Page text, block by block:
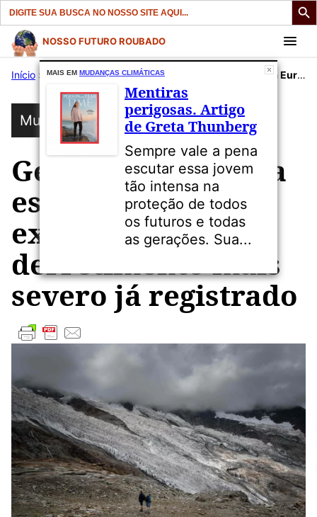
Search
for:
Pular
para
conteúdo
NOSSO FUTURO ROUBADO
Início » Publicações»Mudanças Climáticas Geleiras na Europa estão experimentando o derretimento mais severo já registrado
Mudanças Climáticas
Geleiras na Europa
estão
experimentando o
derretimento mais
severo já registrado
MAIS EM MUDANÇAS CLIMÁTICAS
Mentiras
perigosas. Artigo
de Greta Thunberg
Sempre vale a pena
escutar essa jovem
tão intensa na
proteção de todos
os futuros e todas
as gerações. Sua...